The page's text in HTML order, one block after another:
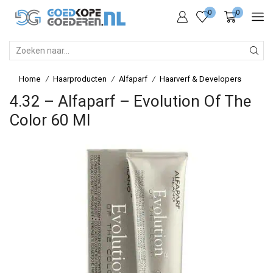
0 0
Home / Haarproducten / Alfaparf / Haarverf & Developers
4.32 – Alfaparf – Evolution Of The
Color 60 Ml